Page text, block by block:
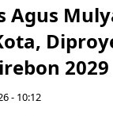
Agus
2029
- 10:12